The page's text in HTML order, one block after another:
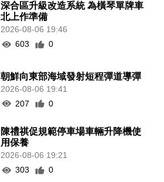
深合區升級改造系統 為橫琴單牌車
北上作準備
2026-08-06 19:46
603
0
朝鮮向東部海域發射短程彈道導彈
2026-08-06 19:41
207
0
陳禮祺促規範停車場車輛升降機使
用保養
2026-08-06 19:21
303
0